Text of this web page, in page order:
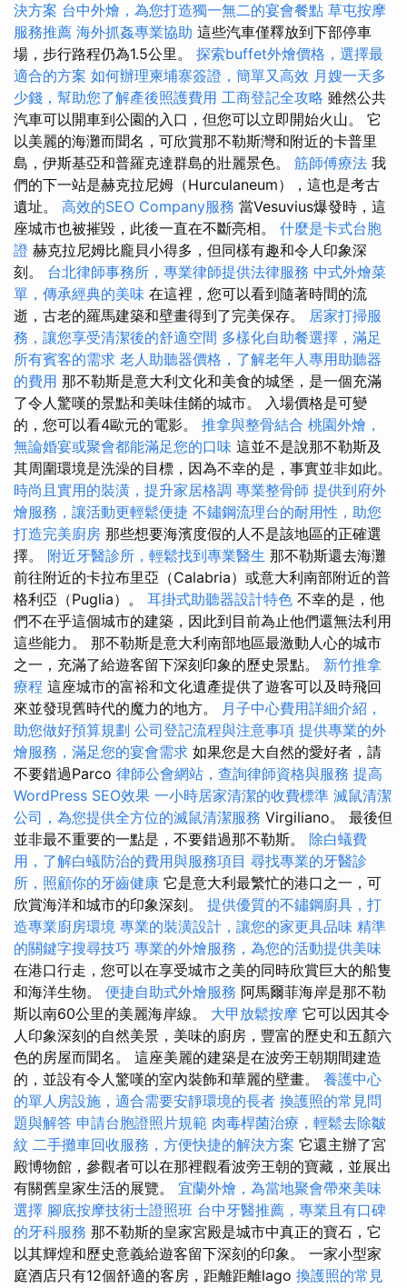
決方案 台中外燴，為您打造獨一無二的宴會餐點 草屯按摩
服務推薦 海外抓姦專業協助 這些汽車僅釋放到下部停車
場，步行路程仍為1.5公里。 探索buffet外燴價格，選擇最
適合的方案 如何辦理柬埔寨簽證，簡單又高效 月嫂一天多
少錢，幫助您了解產後照護費用 工商登記全攻略 雖然公共
汽車可以開車到公園的入口，但您可以立即開始火山。 它
以美麗的海灘而聞名，可欣賞那不勒斯灣和附近的卡普里
島，伊斯基亞和普羅克達群島的壯麗景色。 筋師傅療法 我
們的下一站是赫克拉尼姆（Hurculaneum），這也是考古
遺址。 高效的SEO Company服務 當Vesuvius爆發時，這
座城市也被摧毀，此後一直在不斷亮相。 什麼是卡式台胞
證 赫克拉尼姆比龐貝小得多，但同樣有趣和令人印象深
刻。 台北律師事務所，專業律師提供法律服務 中式外燴菜
單，傳承經典的美味 在這裡，您可以看到隨著時間的流
逝，古老的羅馬建築和壁畫得到了完美保存。 居家打掃服
務，讓您享受清潔後的舒適空間 多樣化自助餐選擇，滿足
所有賓客的需求 老人助聽器價格，了解老年人專用助聽器
的費用 那不勒斯是意大利文化和美食的城堡，是一個充滿
了令人驚嘆的景點和美味佳餚的城市。 入場價格是可變
的，您可以看4歐元的電影。 推拿與整骨結合 桃園外燴，
無論婚宴或聚會都能滿足您的口味 這並不是說那不勒斯及
其周圍環境是洗澡的目標，因為不幸的是，事實並非如此。
時尚且實用的裝潢，提升家居格調 專業整骨師 提供到府外
燴服務，讓活動更輕鬆便捷 不鏽鋼流理台的耐用性，助您
打造完美廚房 那些想要海濱度假的人不是該地區的正確選
擇。 附近牙醫診所，輕鬆找到專業醫生 那不勒斯還去海灘
前往附近的卡拉布里亞（Calabria）或意大利南部附近的普
格利亞（Puglia）。 耳掛式助聽器設計特色 不幸的是，他
們不在乎這個城市的建築，因此到目前為止他們還無法利用
這些能力。 那不勒斯是意大利南部地區最激動人心的城市
之一，充滿了給遊客留下深刻印象的歷史景點。 新竹推拿
療程 這座城市的富裕和文化遺產提供了遊客可以及時飛回
來並發現舊時代的魔力的地方。 月子中心費用詳細介紹，
助您做好預算規劃 公司登記流程與注意事項 提供專業的外
燴服務，滿足您的宴會需求 如果您是大自然的愛好者，請
不要錯過Parco 律師公會網站，查詢律師資格與服務 提高
WordPress SEO效果 一小時居家清潔的收費標準 滅鼠清潔
公司，為您提供全方位的滅鼠清潔服務 Virgiliano。 最後但
並非最不重要的一點是，不要錯過那不勒斯。 除白蟻費
用，了解白蟻防治的費用與服務項目 尋找專業的牙醫診
所，照顧你的牙齒健康 它是意大利最繁忙的港口之一，可
欣賞海洋和城市的印象深刻。 提供優質的不鏽鋼廚具，打
造專業廚房環境 專業的裝潢設計，讓您的家更具品味 精準
的關鍵字搜尋技巧 專業的外燴服務，為您的活動提供美味
在港口行走，您可以在享受城市之美的同時欣賞巨大的船隻
和海洋生物。 便捷自助式外燴服務 阿馬爾菲海岸是那不勒
斯以南60公里的美麗海岸線。 大甲放鬆按摩 它可以因其令
人印象深刻的自然美景，美味的廚房，豐富的歷史和五顏六
色的房屋而聞名。 這座美麗的建築是在波旁王朝期間建造
的，並設有令人驚嘆的室內裝飾和華麗的壁畫。 養護中心
的單人房設施，適合需要安靜環境的長者 換護照的常見問
題與解答 申請台胞證照片規範 肉毒桿菌治療，輕鬆去除皺
紋 二手攤車回收服務，方便快捷的解決方案 它還主辦了宮
殿博物館，參觀者可以在那裡觀看波旁王朝的寶藏，並展出
有關舊皇家生活的展覽。 宜蘭外燴，為當地聚會帶來美味
選擇 腳底按摩技術士證照班 台中牙醫推薦，專業且有口碑
的牙科服務 那不勒斯的皇家宮殿是城市中真正的寶石，它
以其輝煌和歷史意義給遊客留下深刻的印象。 一家小型家
庭酒店只有12個舒適的客房，距離距離lago 換護照的常見